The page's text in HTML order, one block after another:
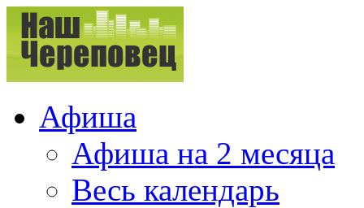
Афиша
Афиша на 2 месяца
Весь календарь